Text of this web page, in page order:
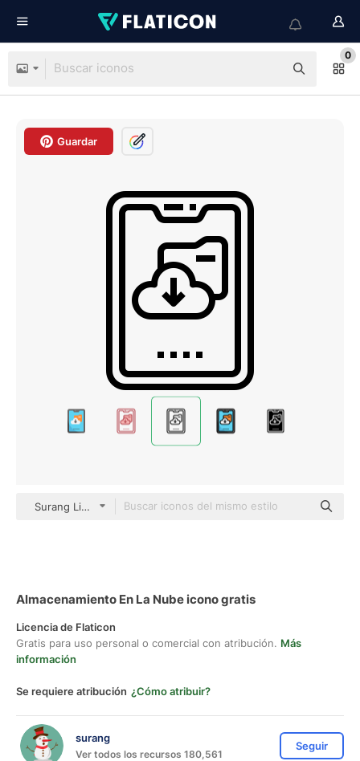
0
Guardar
Surang Lineal
Almacenamiento En La Nube icono gratis
Licencia de Flaticon
Gratis para uso personal o comercial con atribución. Más
información
Se requiere atribución ¿Cómo atribuir?
surang
Ver todos los recursos 180,561
Seguir